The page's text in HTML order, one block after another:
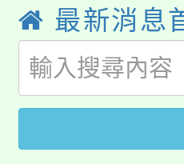
局官網。
8月14至
開!
115年桃
田徑場及
桃園市低
視費優
大園自
最新消息